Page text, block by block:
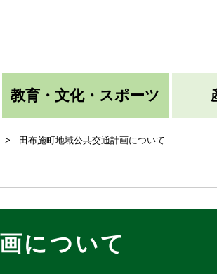
教育・文化・スポーツ
> 田布施町地域公共交通計画について
について